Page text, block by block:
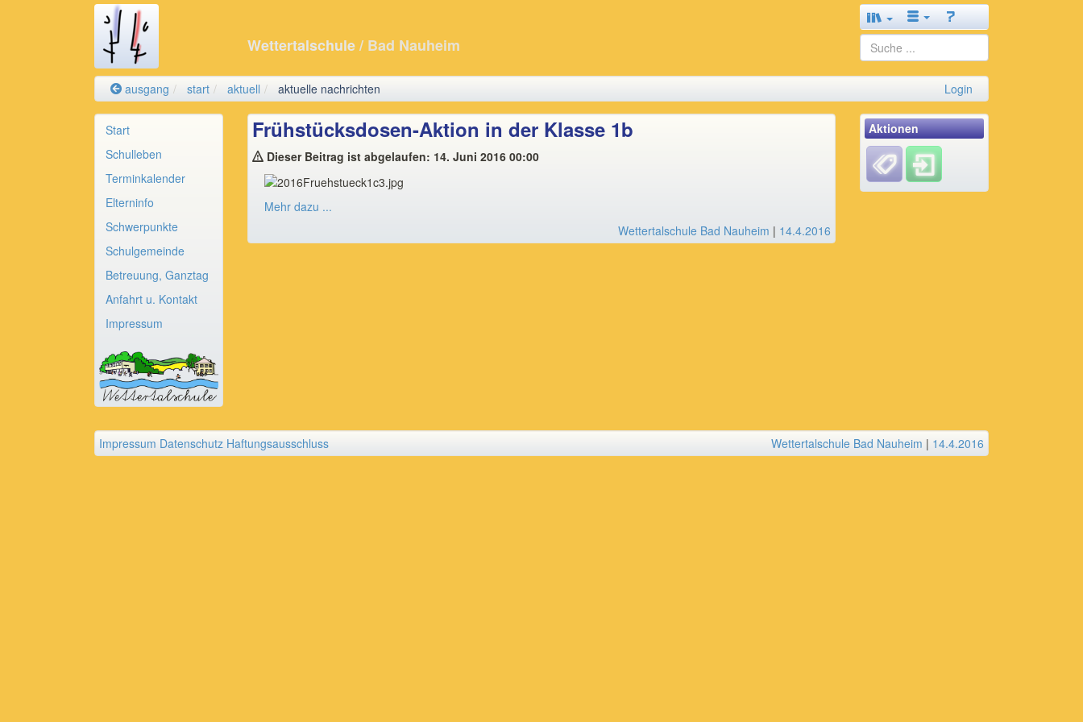
Wettertalschule/ Bad Nauheim
ausgang start aktuell aktuelle nachrichten Login
Start
Schulleben
Terminkalender
Elterninfo
Schwerpunkte
Schulgemeinde
Betreuung, Ganztag
Anfahrt u. Kontakt
Impressum
Frühstücksdosen-Aktion in der Klasse 1b
Dieser Beitrag ist abgelaufen: 14. Juni 2016 00:00
Mehr dazu ...
Wettertalschule Bad Nauheim | 14.4.2016
Aktionen
Impressum Datenschutz Haftungsausschluss Wettertalschule Bad Nauheim | 14.4.2016